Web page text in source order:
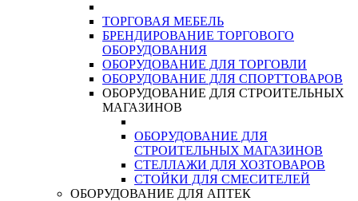
ТОРГОВАЯ МЕБЕЛЬ
БРЕНДИРОВАНИЕ ТОРГОВОГО
ОБОРУДОВАНИЯ
ОБОРУДОВАНИЕ ДЛЯ ТОРГОВЛИ
ОБОРУДОВАНИЕ ДЛЯ СПОРТТОВАРОВ
ОБОРУДОВАНИЕ ДЛЯ СТРОИТЕЛЬНЫХ
МАГАЗИНОВ
ОБОРУДОВАНИЕ ДЛЯ
СТРОИТЕЛЬНЫХ МАГАЗИНОВ
СТЕЛЛАЖИ ДЛЯ ХОЗТОВАРОВ
СТОЙКИ ДЛЯ СМЕСИТЕЛЕЙ
ОБОРУДОВАНИЕ ДЛЯ АПТЕК